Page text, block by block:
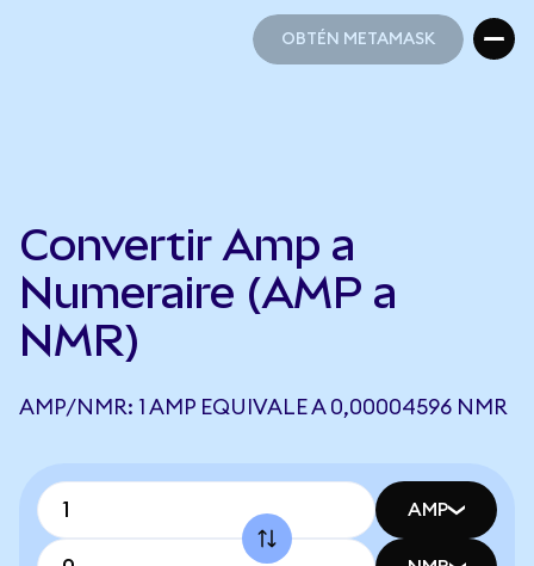
OBTÉN METAMASK
Convertir Amp a
Numeraire (AMP a
NMR)
AMP/NMR: 1 AMP EQUIVALE A 0,00004596 NMR
AMP